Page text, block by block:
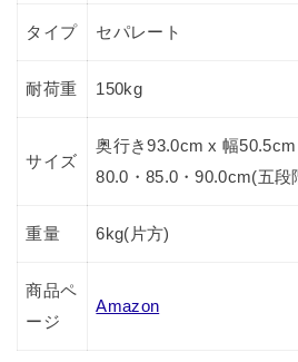
タイプ セパレート
耐荷重 150kg
サイズ
奥行き93.0cm x 幅50.5cm
80.0・85.0・90.0cm(五段
重量 6kg(片方)
商品ペ
ージ
Amazon